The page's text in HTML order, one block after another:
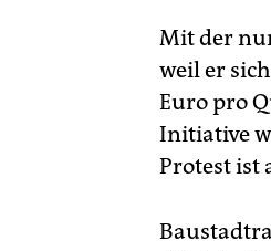
Mit der
weil er
Euro pro
Initiative
Protest ist